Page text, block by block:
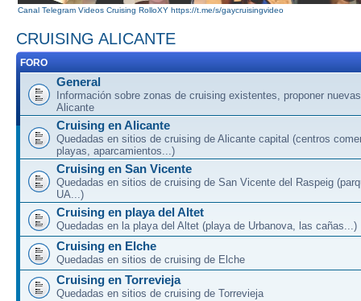
Canal Telegram Videos Cruising RolloXY https://t.me/s/gaycruisingvideo
CRUISING ALICANTE
FORO
General
Información sobre zonas de cruising existentes, proponer
Alicante
Cruising en Alicante
Quedadas en sitios de cruising de Alicante capital (centros
playas, aparcamientos...)
Cruising en San Vicente
Quedadas en sitios de cruising de San Vicente del Raspeig
UA...)
Cruising en playa del Altet
Quedadas en la playa del Altet (playa de Urbanova, las cañas...)
Cruising en Elche
Quedadas en sitios de cruising de Elche
Cruising en Torrevieja
Quedadas en sitios de cruising de Torrevieja